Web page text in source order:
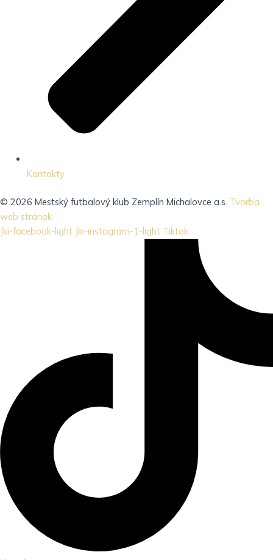
Kontakty
© 2026 Mestský futbalový klub Zemplín Michalovce a.s. Tvorba
web stránok
Jki-facebook-light Jki-instagram-1-light Tiktok